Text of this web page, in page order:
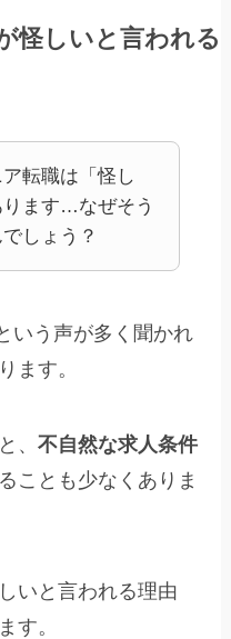
怪しいと言われる
転職は「怪し
ます…なぜそう
しょう？
いう声が多く聞かれ
ます。
、不自然な求人条件
ことも少なくありま
いと言われる理由
す。